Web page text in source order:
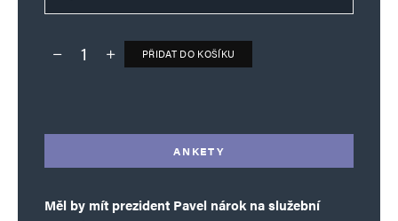
Deník TO – verze bez reklam množství
PŘIDAT DO KOŠÍKU
ANKETY
Měl by mít prezident Pavel nárok na služební